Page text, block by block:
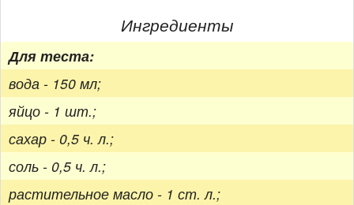
Ингредиенты
Для теста:
вода - 150 мл;
яйцо - 1 шт.;
сахар - 0,5 ч. л.;
соль - 0,5 ч. л.;
растительное масло - 1 ст. л.;